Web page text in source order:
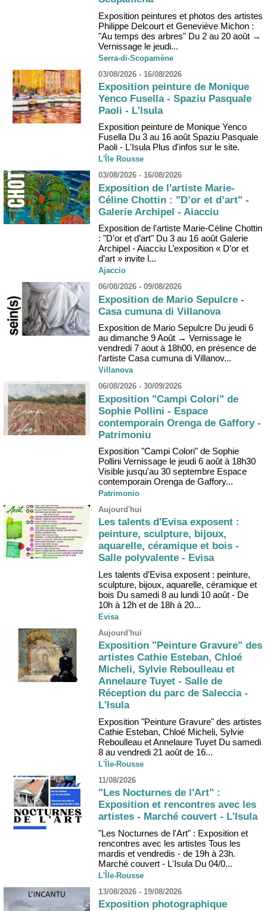
Exposition peintures et photos des artistes
Philippe Delcourt et Geneviève Michon :
"Au temps des arbres" Du 2 au 20 août →
Vernissage le jeudi...
Serra-di-Scopamène
03/08/2026 - 16/08/2026
Exposition peinture de Monique
Yenco Fusella - Spaziu Pasquale
Paoli - L'Isula
Exposition peinture de Monique Yenco
Fusella Du 3 au 16 août Spaziu Pasquale
Paoli - L'Isula Plus d'infos sur le site.
L'Île Rousse
03/08/2026 - 16/08/2026
Exposition de l'artiste Marie-
Céline Chottin : "D’or et d’art" -
Galerie Archipel - Aiacciu
Exposition de l'artiste Marie-Céline Chottin
: "D’or et d’art" Du 3 au 16 août Galerie
Archipel - Aiacciu L’exposition « D’or et
d’art » invite l...
Ajaccio
06/08/2026 - 09/08/2026
Exposition de Mario Sepulcre -
Casa cumuna di Villanova
Exposition de Mario Sepulcre Du jeudi 6
au dimanche 9 Août → Vernissage le
vendredi 7 aout à 18h00, en présence de
l’artiste Casa cumuna di Villanov...
Villanova
06/08/2026 - 30/09/2026
Exposition "Campi Colori" de
Sophie Pollini - Espace
contemporain Orenga de Gaffory -
Patrimoniu
Exposition "Campi Colori" de Sophie
Pollini Vernissage le jeudi 6 août à 18h30
Visible jusqu'au 30 septembre Espace
contemporain Orenga de Gaffory...
Patrimonio
Aujourd'hui
Les talents d'Evisa exposent :
peinture, sculpture, bijoux,
aquarelle, céramique et bois -
Salle polyvalente - Evisa
Les talents d'Evisa exposent : peinture,
sculpture, bijoux, aquarelle, céramique et
bois Du samedi 8 au lundi 10 août - De
10h à 12h et de 18h à 20...
Evisa
Aujourd'hui
Exposition "Peinture Gravure" des
artistes Cathie Esteban, Chloé
Micheli, Sylvie Reboulleau et
Annelaure Tuyet - Salle de
Réception du parc de Saleccia -
L'Isula
Exposition "Peinture Gravure" des artistes
Cathie Esteban, Chloé Micheli, Sylvie
Reboulleau et Annelaure Tuyet Du samedi
8 au vendredi 21 août de 16...
L'Île-Rousse
11/08/2026
"Les Nocturnes de l'Art" :
Exposition et rencontres avec les
artistes - Marché couvert - L'Isula
"Les Nocturnes de l'Art" : Exposition et
rencontres avec les artistes Tous les
mardis et vendredis - de 19h à 23h.
Marché couvert - L'Isula Du 04/0...
L'Île-Rousse
13/08/2026 - 19/08/2026
Exposition photographique